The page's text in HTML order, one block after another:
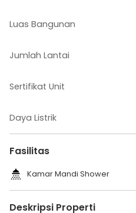
Luas Bangunan
Jumlah Lantai
Sertifikat Unit
Daya Listrik
Fasilitas
Kamar Mandi Shower
Deskripsi Properti